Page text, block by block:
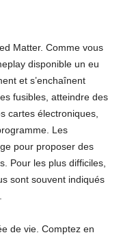
Matter. Comme vous
disponible un eu
et s’enchaînent
fusibles, atteindre des
cartes électroniques,
Les
pour proposer des
Pour les plus difficiles,
sont souvent indiqués
de vie. Comptez en